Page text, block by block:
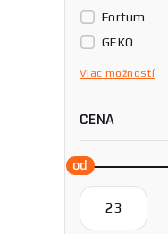
Fortum
GEKO
Holzmann
IGM
Magg
Metallkraft®
Viac možností
CENA